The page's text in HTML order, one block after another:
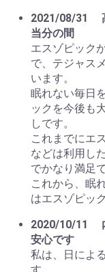
2021/08/31
当分の間
エスゾピック
で、テジャス
います。
眠れない毎日
ックを今後も
しです。
これまでにエ
などは利用し
でかなり満足で
これから、眠
はエスゾピッ
2020/10/11
安心です
私は、日によ